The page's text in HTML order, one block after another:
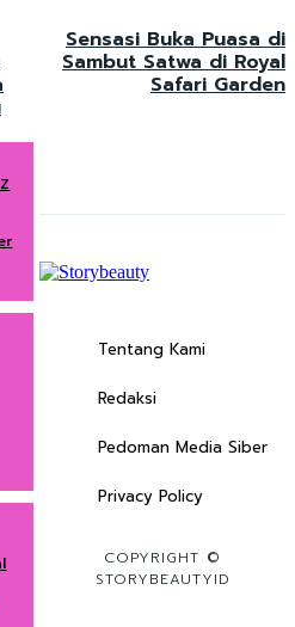
Sensasi Buka Puasa di
Sambut Satwa di Royal
Safari Garden
Tentang Kami
Redaksi
Pedoman Media Siber
Privacy Policy
COPYRIGHT ©
STORYBEAUTYID